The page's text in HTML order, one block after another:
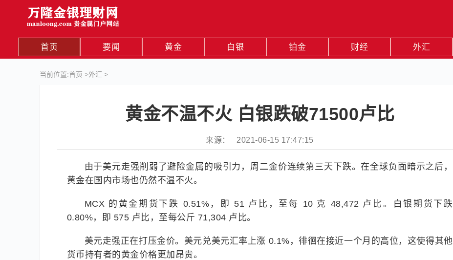
首页 要闻 黄金 白银 铂金 财经 外汇
当前位置:首页 >外汇 >
黄金不温不火 白银跌破71500卢比
来源： 2021-06-15 17:47:15
由于美元走强削弱了避险金属的吸引力，周二金价连续第三天下跌。在全球负面暗示之后，
黄金在国内市场也仍然不温不火。
MCX 的黄金期货下跌 0.51%，即 51 卢比，至每 10 克 48,472 卢比。白银期货下跌
0.80%，即 575 卢比，至每公斤 71,304 卢比。
美元走强正在打压金价。美元兑美元汇率上涨 0.1%，徘徊在接近一个月的高位，这使得其他
货币持有者的黄金价格更加昂贵。